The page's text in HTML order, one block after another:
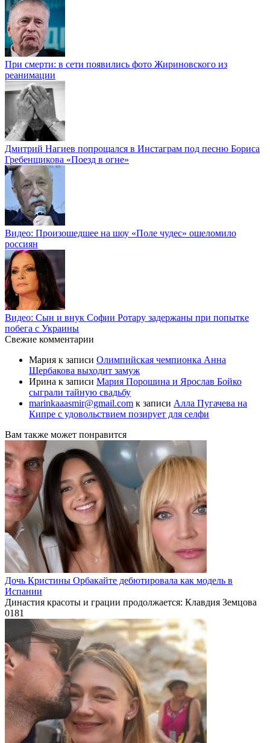
При смерти: в сети появились фото Жириновского из
реанимации
Дмитрий Нагиев попрощался в Инстаграм под песню Бориса
Гребенщикова «Поезд в огне»
Видео: Произошедшее на шоу «Поле чудес» ошеломило
россиян
Видео: Сын и внук Софии Ротару задержаны при попытке
побега с Украины
Свежие комментарии
Мария к записи Олимпийская чемпионка Анна
Щербакова выходит замуж
Ирина к записи Мария Порошина и Ярослав Бойко
сыграли тайную свадьбу
marinkaaasmir@gmail.com к записи Алла Пугачева на
Кипре с удовольствием позирует для селфи
Вам также может понравится
Дочь Кристины Орбакайте дебютировала как модель в
Испании
Династия красоты и грации продолжается: Клавдия Земцова
0181